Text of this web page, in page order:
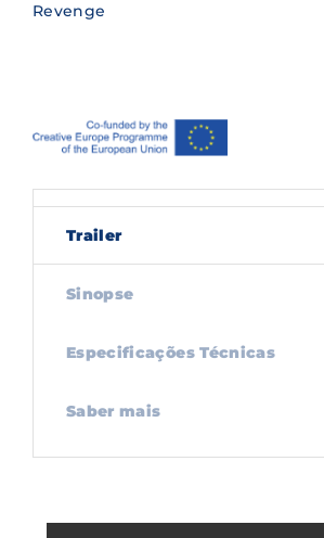
Revenge
Trailer
Sinopse
Especificações Técnicas
Saber mais